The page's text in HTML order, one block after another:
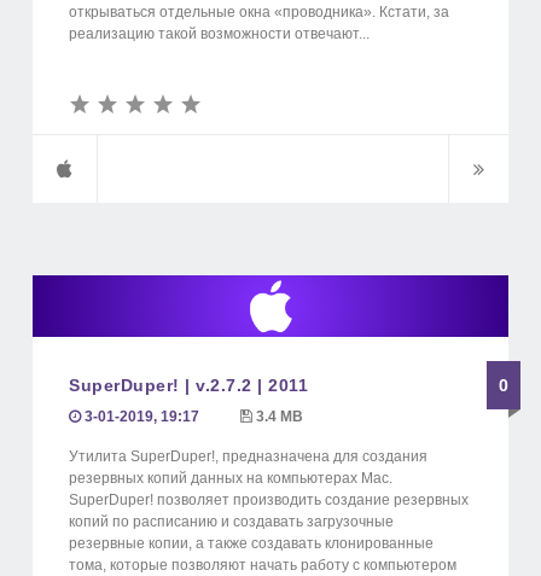
открываться отдельные окна «проводника». Кстати, за
реализацию такой возможности отвечают...
SuperDuper! | v.2.7.2 | 2011 0
3-01-2019, 19:17 3.4 MB
Утилита SuperDuper!, предназначена для создания
резервных копий данных на компьютерах Mac.
SuperDuper! позволяет производить создание резервных
копий по расписанию и создавать загрузочные
резервные копии, а также создавать клонированные
тома, которые позволяют начать работу с компьютером